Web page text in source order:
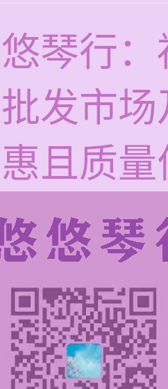
琴行
发市
且质